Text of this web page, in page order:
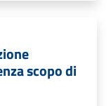
scopo di